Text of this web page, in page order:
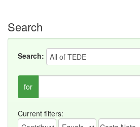
Search
Search:
for
Current filters: